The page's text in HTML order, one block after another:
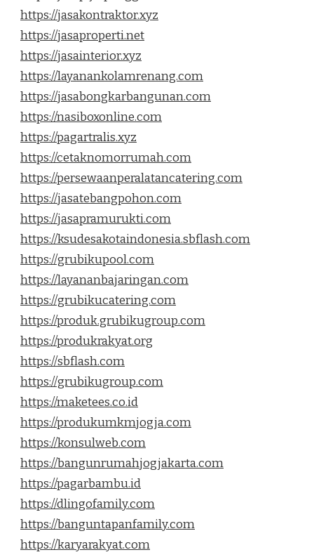
https://jasakontraktor.xyz
https://jasaproperti.net
https://jasainterior.xyz
https://layanankolamrenang.com
https://jasabongkarbangunan.com
https://nasiboxonline.com
https://pagartralis.xyz
https://cetaknomorrumah.com
https://persewaanperalatancatering.com
https://jasatebangpohon.com
https://jasapramurukti.com
https://ksudesakotaindonesia.sbflash.com
https://grubikupool.com
https://layananbajaringan.com
https://grubikucatering.com
https://produk.grubikugroup.com
https://produkrakyat.org
https://sbflash.com
https://grubikugroup.com
https://maketees.co.id
https://produkumkmjogja.com
https://konsulweb.com
https://bangunrumahjogjakarta.com
https://pagarbambu.id
https://dlingofamily.com
https://banguntapanfamily.com
https://karyarakyat.com